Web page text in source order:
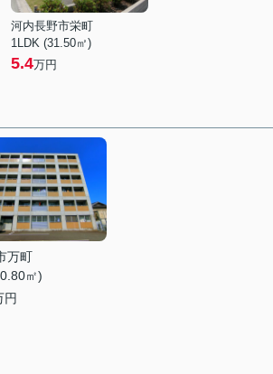
河内長野市栄町
1LDK (31.50㎡)
5.4万円
万町
㎡)
円